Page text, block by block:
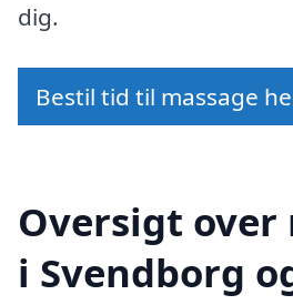
dig.
Bestil tid til massage
Oversigt over
i Svendborg